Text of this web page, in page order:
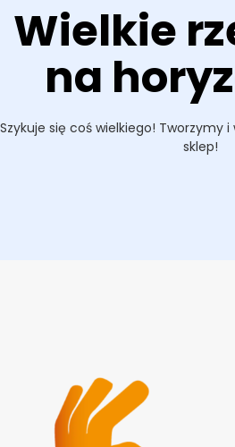
Wielkie
na
Szykuje się coś wielkiego! Tworzymy
sklep!